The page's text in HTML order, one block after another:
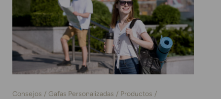
Consejos Gafas Personalizadas
Productos